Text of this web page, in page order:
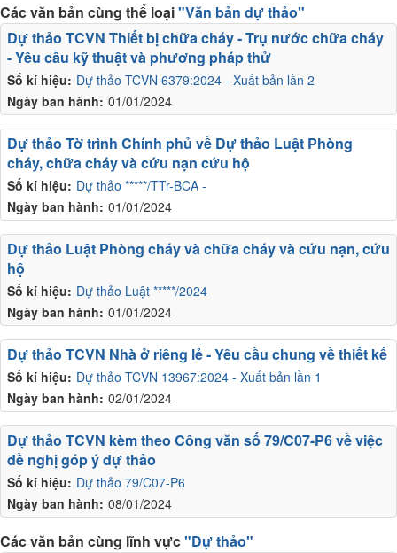
Các văn bản cùng thể loại"Văn bản dự thảo"
Số kí hiệu: Dự thảo TCVN 6379:2024 - Xuất bản lần 2
Ngày ban hành: 01/01/2024
Dự thảo TCVN Thiết bị chữa cháy - Trụ nước chữa cháy
- Yêu cầu kỹ thuật và phương pháp thử
Số kí hiệu: Dự thảo *****/TTr-BCA -
Ngày ban hành: 01/01/2024
Dự thảo Tờ trình Chính phủ về Dự thảo Luật Phòng
cháy, chữa cháy và cứu nạn cứu hộ
Số kí hiệu: Dự thảo Luật *****/2024
Ngày ban hành: 01/01/2024
Dự thảo Luật Phòng cháy và chữa cháy và cứu nạn, cứu
hộ
Số kí hiệu: Dự thảo TCVN 13967:2024 - Xuất bản lần 1
Ngày ban hành: 02/01/2024
Dự thảo TCVN Nhà ở riêng lẻ - Yêu cầu chung về thiết kế
Số kí hiệu: Dự thảo 79/C07-P6
Ngày ban hành: 08/01/2024
Dự thảo TCVN kèm theo Công văn số 79/C07-P6 về việc
đề nghị góp ý dự thảo
Các văn bản cùng lĩnh vực"Dự thảo"